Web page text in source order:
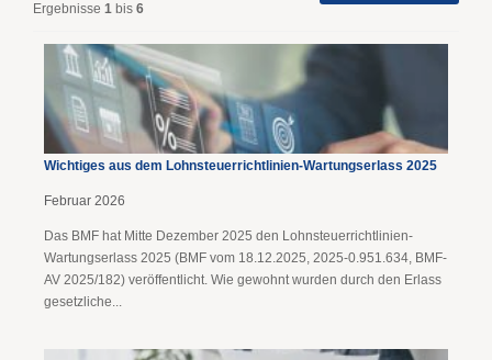
Ergebnisse 1 bis 6
Wichtiges aus dem Lohnsteuerrichtlinien-Wartungserlass 2025
Februar 2026
Das BMF hat Mitte Dezember 2025 den Lohnsteuerrichtlinien-
Wartungserlass 2025 (BMF vom 18.12.2025, 2025-0.951.634, BMF-
AV 2025/182) veröffentlicht. Wie gewohnt wurden durch den Erlass
gesetzliche...